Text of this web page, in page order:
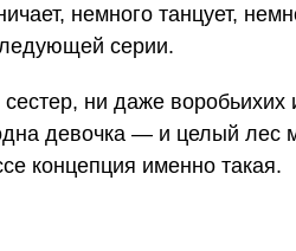
немного танцует,
серии.
ни даже
девочка — и целый лес
концепция именно такая.